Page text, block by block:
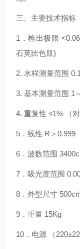
三、主要技术指标
1 ．检出极限
石英比色皿)
2. 水样测量范围
3. 基本测量范围 1
4. 重复性 ≤1% （对
5 ．线性 R ＞ 0.999
6 ．波数范围
7 ．吸光度范围
8 ．外型尺寸
9 ．重量 15Kg
10 ．电源 （220±22